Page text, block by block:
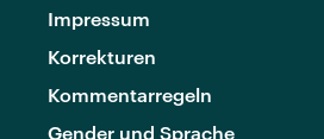
Impressum
Korrekturen
Kommentarregeln
Gender und Sprache